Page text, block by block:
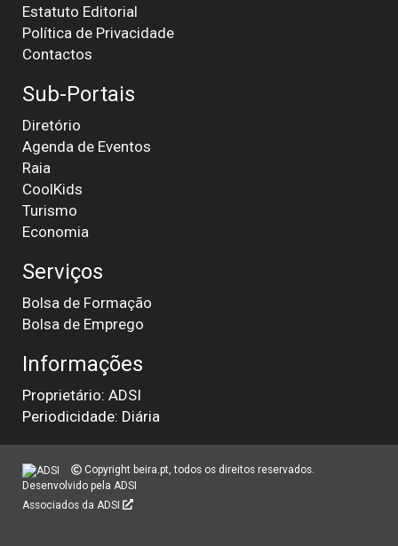
Estatuto Editorial
Política de Privacidade
Contactos
Sub-Portais
Diretório
Agenda de Eventos
Raia
CoolKids
Turismo
Economia
Serviços
Bolsa de Formação
Bolsa de Emprego
Informações
Proprietário: ADSI
Periodicidade: Diária
Copyright beira.pt, todos os direitos reservados.
Desenvolvido pela ADSI
Associados da ADSI